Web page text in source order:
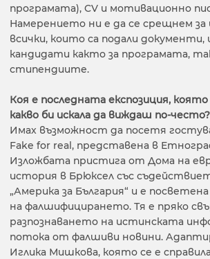
програмата), CV и мотивационно
Намерението ни е да се срещнем
всички, които са подали документи,
кандидати както за програмата,
стипендиите.
Коя е последната експозиция,
какво би искала да виждаш по-често?
Имах възможност да посетя
Fake for real, представена в
Изложбата пристига от Дома на
история в Брюксел със
„Америка за България“ и е
на фалшифицирането. Тя е пряко
разпознаването на истинската
потока от фалшиви новини.
Иглика Мишкова, която се е